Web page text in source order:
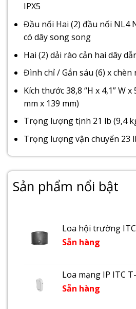
IPX5
Đầu nối Hai (2) đầu nối
có dây song song
Hai (2) dải rào cản hai dây
Đình chỉ / Gắn sáu (6) x
Kích thước 38,8 “H x 4,1” W x
mm x 139 mm)
Trọng lượng tịnh 21 lb (9,4
Trọng lượng vận chuyển 23
Sản phẩm nổi bật
Loa hội trường
Sẵn hàng
Loa mạng IP ITC
Sẵn hàng